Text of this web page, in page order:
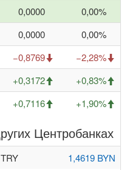
0,0000
0,00%
0,0000
0,00%
−0,8769
−2,28%
+0,3172
+0,83%
+0,7116 +1,90%
Центробанках
1,4619 BYN